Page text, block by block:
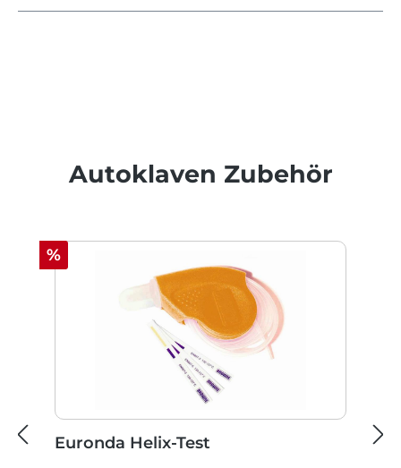
Produktgalerie überspringen
Autoklaven Zubehör
Rabatt
%
Euronda Helix-Test